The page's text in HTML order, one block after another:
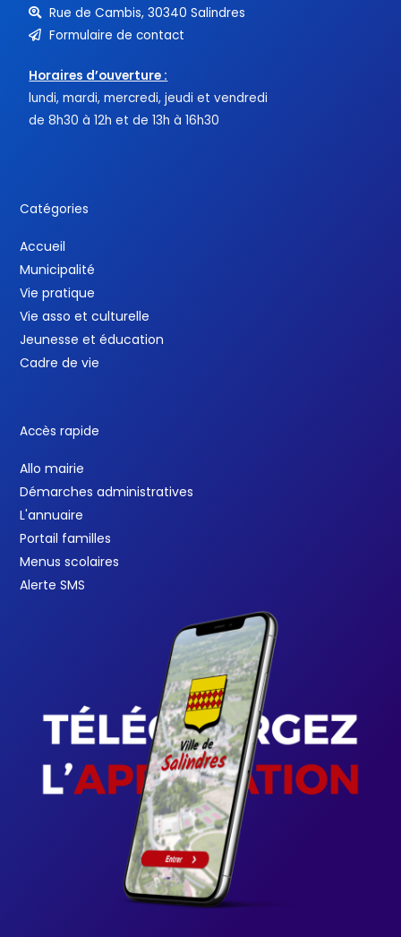
Rue de Cambis, 30340 Salindres
Formulaire de contact
Horaires d’ouverture :
lundi, mardi, mercredi, jeudi et vendredi
de 8h30 à 12h et de 13h à 16h30
Catégories
Accueil
Municipalité
Vie pratique
Vie asso et culturelle
Jeunesse et éducation
Cadre de vie
Accès rapide
Allo mairie
Démarches administratives
L'annuaire
Portail familles
Menus scolaires
Alerte SMS